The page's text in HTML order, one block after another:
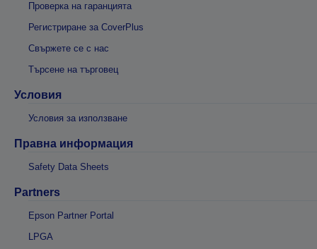
Проверка на гаранцията
Регистриране за CoverPlus
Свържете се с нас
Търсене на търговец
Условия
Условия за използване
Правна информация
Safety Data Sheets
Partners
Epson Partner Portal
LPGA